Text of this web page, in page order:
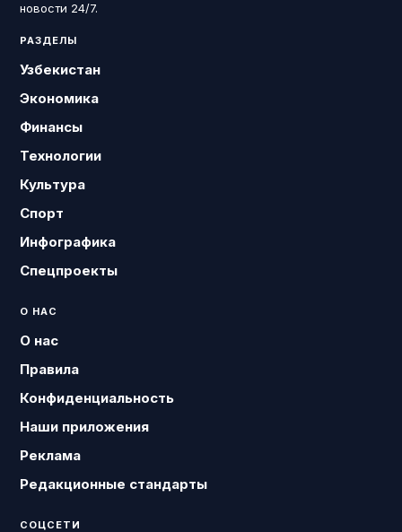
новости 24/7.
РАЗДЕЛЫ
Узбекистан
Экономика
Финансы
Технологии
Культура
Спорт
Инфографика
Спецпроекты
О НАС
О нас
Правила
Конфиденциальность
Наши приложения
Реклама
Редакционные стандарты
СОЦСЕТИ